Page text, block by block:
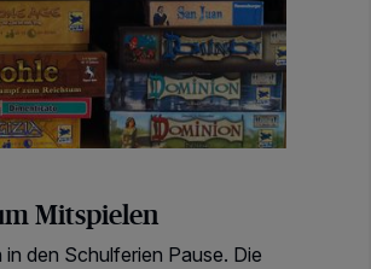
Mitspielen
den Schulferien Pause. Die